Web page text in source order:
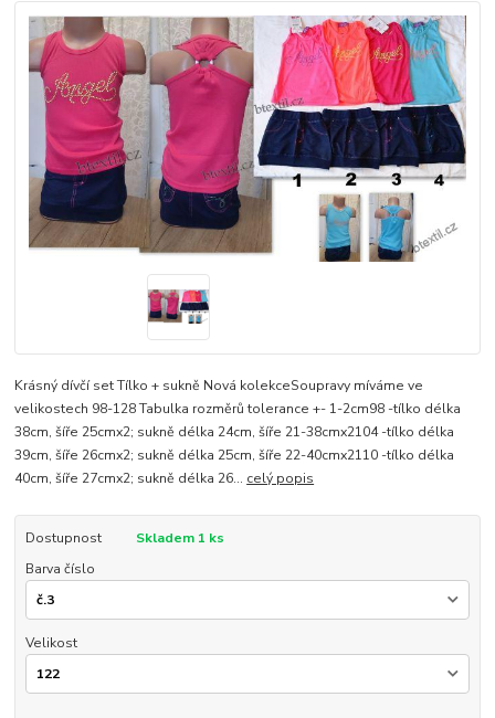
Krásný dívčí set Tílko + sukně Nová kolekceSoupravy míváme ve
velikostech 98-128 Tabulka rozměrů tolerance +- 1-2cm98 -tílko délka
38cm, šíře 25cmx2; sukně délka 24cm, šíře 21-38cmx2104 -tílko délka
39cm, šíře 26cmx2; sukně délka 25cm, šíře 22-40cmx2110 -tílko délka
40cm, šíře 27cmx2; sukně délka 26... celý popis
Dostupnost
Skladem 1 ks
Barva číslo
Velikost